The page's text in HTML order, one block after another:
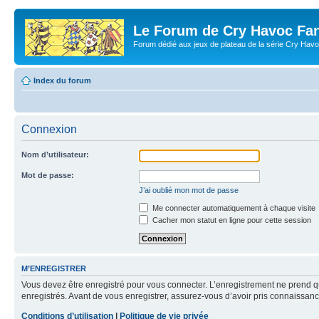
Le Forum de Cry Havoc
Forum dédié aux jeux de plateau de la série Cry
Index du forum
Connexion
Nom d’utilisateur:
Mot de passe:
J’ai oublié mon mot de passe
Me connecter automatiquement à chaque visite
Cacher mon statut en ligne pour cette session
M’ENREGISTRER
Vous devez être enregistré pour vous connecter. L’enregistrement ne
enregistrés. Avant de vous enregistrer, assurez-vous d’avoir pris
Conditions d’utilisation
Politique de vie privée